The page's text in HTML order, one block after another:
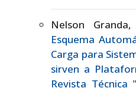
Nelson
Esquema
Carga para
sirven a
Revista Técnica